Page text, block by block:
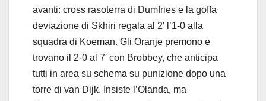
avanti: cross rasoterra di Dumfries e la goffa
deviazione di Skhiri regala al 2′ l’1-0 alla
squadra di Koeman. Gli Oranje premono e
trovano il 2-0 al 7′ con Brobbey, che anticipa
tutti in area su schema su punizione dopo una
torre di van Dijk. Insiste l’Olanda, ma